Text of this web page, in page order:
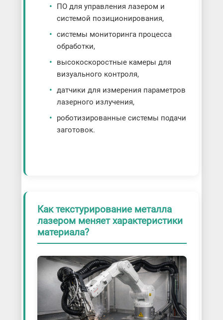
ПО для управления лазером и
системой позиционирования,
системы мониторинга процесса
обработки,
высокоскоростные камеры для
визуального контроля,
датчики для измерения параметров
лазерного излучения,
роботизированные системы подачи
заготовок.
Как текстурирование металла
лазером меняет характеристики
материала?